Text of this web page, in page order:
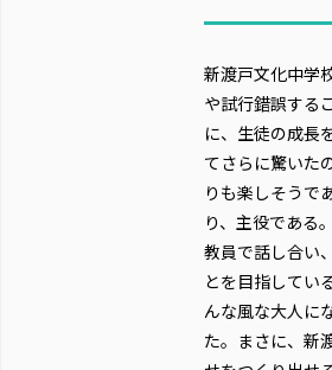
新渡戸文化中学
や試行錯誤する
に、生徒の成長
てさらに驚いた
りも楽しそうで
り、主役である
教員で話し合い
とを目指してい
んな風な大人に
た。まさに、新